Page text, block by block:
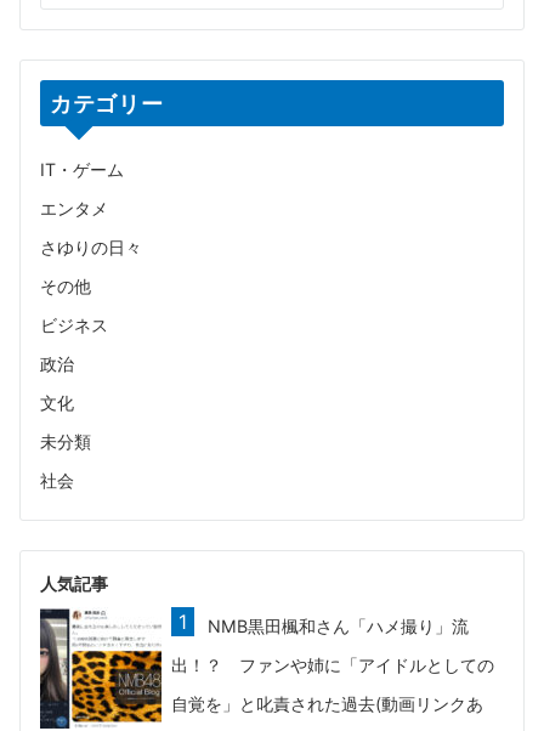
カテゴリー
IT・ゲーム
エンタメ
さゆりの日々
その他
ビジネス
政治
文化
未分類
社会
人気記事
NMB黒田楓和さん「ハメ撮り」流
出！？ ファンや姉に「アイドルとしての
自覚を」と叱責された過去(動画リンクあ